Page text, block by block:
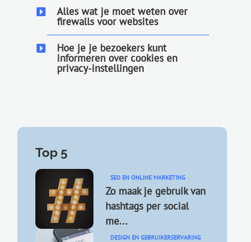
Alles wat je moet weten over
firewalls voor websites
Hoe je je bezoekers kunt
informeren over cookies en
privacy-instellingen
Top 5
SEO EN ONLINE MARKETING
Zo maak je gebruik van
hashtags per social
me...
DESIGN EN GEBRUIKERSERVARING